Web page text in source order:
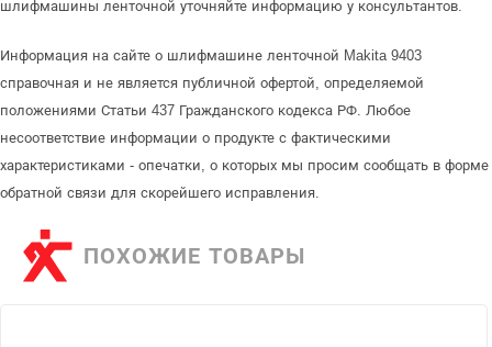
шлифмашины ленточной уточняйте информацию у консультантов.
Информация на сайте о шлифмашине ленточной Makita 9403
справочная и не является публичной офертой, определяемой
положениями Статьи 437 Гражданского кодекса РФ. Любое
несоответствие информации о продукте с фактическими
характеристиками - опечатки, о которых мы просим сообщать в форме
обратной связи для скорейшего исправления.
ПОХОЖИЕ ТОВАРЫ